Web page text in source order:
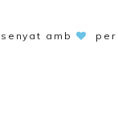
amb
per